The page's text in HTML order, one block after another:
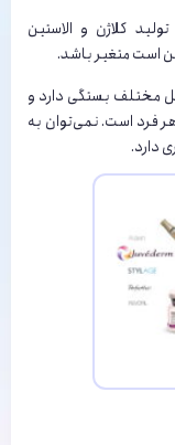
کلاژن و الاستین
مختلف بستگی دارد و
فرد است. نمی‌توان به
دارد.